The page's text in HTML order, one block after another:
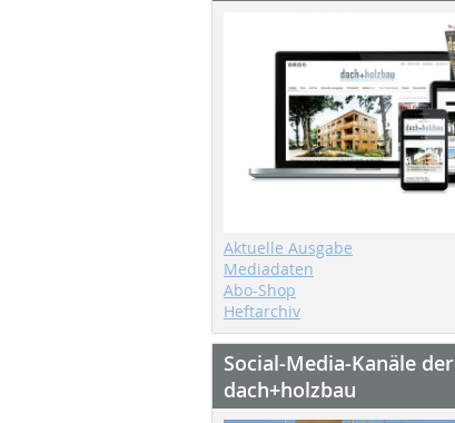
Aktuelle Ausgabe
Mediadaten
Abo-Shop
Heftarchiv
Social-Media-Kanäle der
dach+holzbau